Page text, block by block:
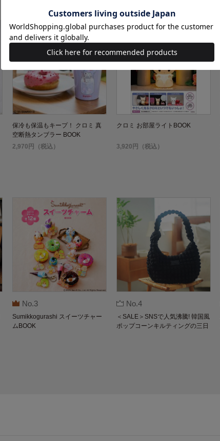
保冷も保温もキープ！ クロミ 真
空断熱タンブラー BOOK
2,970円（税込）
クロミ お部屋ライトBOOK
3,920円（税込）
No.3
Sumikkogurashi スイーツチャー
ムBOOK
No.4
＜SALE＞SNSで人気沸騰! 韓国風
ポップコーンキルティングの三日